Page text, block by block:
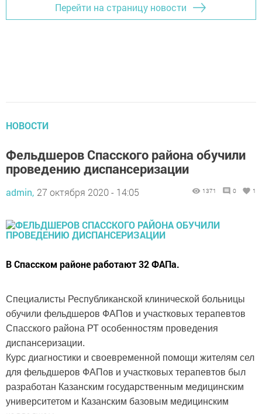
Перейти на страницу новости
НОВОСТИ
Фельдшеров Спасского района обучили
проведению диспансеризации
admin, 27 октября 2020 - 14:05 1371 0 1
В Спасском районе работают 32 ФАПа.
Специалисты Республиканской клинической больницы
обучили фельдшеров ФАПов и участковых терапевтов
Спасского района РТ особенностям проведения
диспансеризации.
Курс диагностики и своевременной помощи жителям сел
для фельдшеров ФАПов и участковых терапевтов был
разработан Казанским государственным медицинским
университетом и Казанским базовым медицинским